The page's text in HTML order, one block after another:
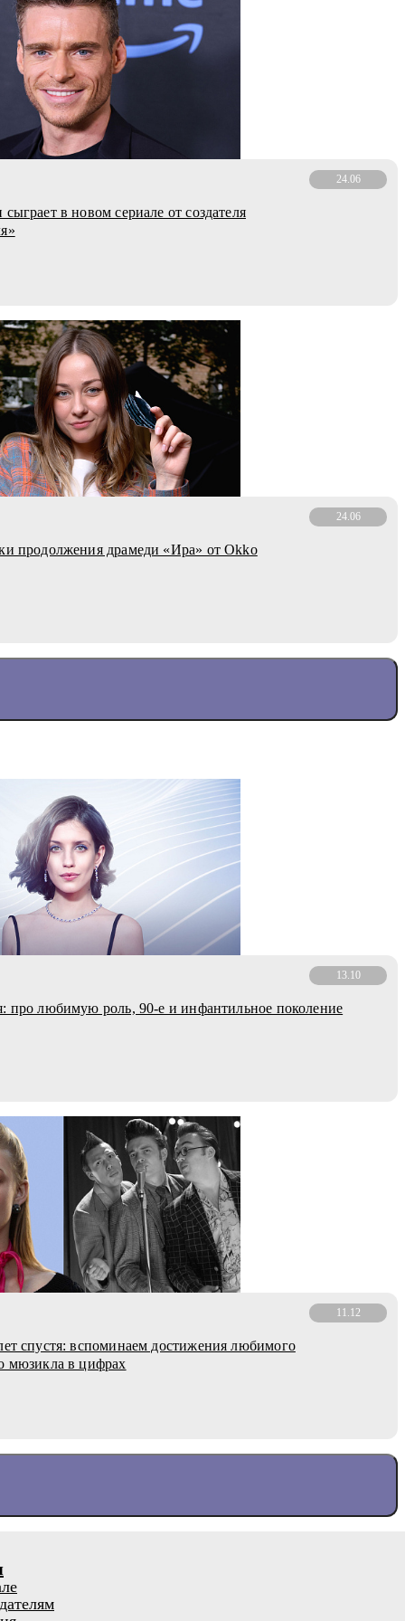
24.06
в новом сериале от создателя
24.06
продолжения драмеди «Ира» от Okko
13.10
про любимую роль, 90-е и инфантильное поколение
11.12
спустя: вспоминаем достижения любимого
мюзикла в цифрах